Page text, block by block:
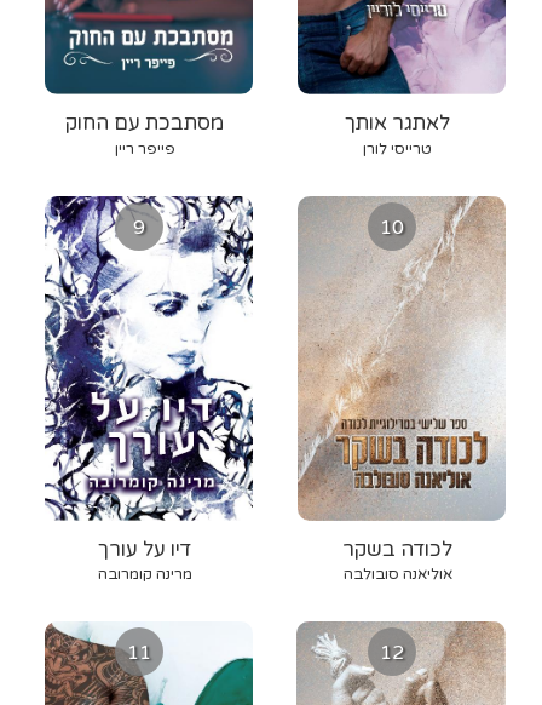
מסתבכת עם החוק
פייפר ריין
לאתגר אותך
טרייסי לורן
9
דיו על עורך
מרינה קומרובה
10
לכודה בשקר
אוליאנה סובולבה
11 12